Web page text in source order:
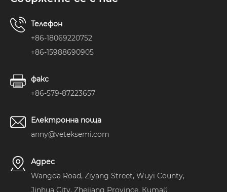
Телефон
+86-18069220752
+86-15988690905
факс
+86-579-87223657
Електронна поща
anny@veteksemi.com
Адрес
Wangda Road, Ziyang Street, Wuyi County,
Jinhua City, Zhejiang Province, Китай